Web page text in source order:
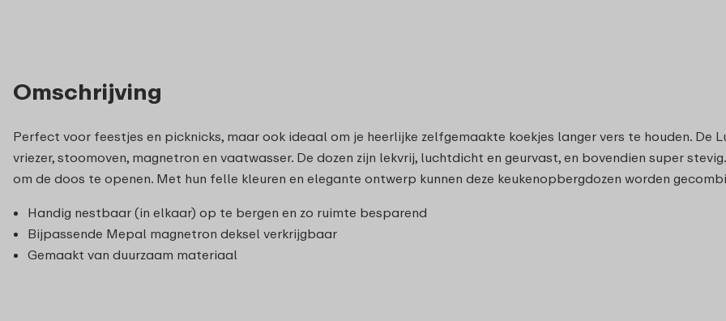
Omschrijving
Perfect voor feestjes en picknicks, maar ook ideaal om je heerlijke zelfgemaakte koekjes langer vers te houden. De
vriezer, stoomoven, magnetron en vaatwasser. De dozen zijn lekvrij, luchtdicht en geurvast, en bovendien super
om de doos te openen. Met hun felle kleuren en elegante ontwerp kunnen deze keukenopbergdozen worden
Handig nestbaar (in elkaar) op te bergen en zo ruimte besparend
Bijpassende Mepal magnetron deksel verkrijgbaar
Gemaakt van duurzaam materiaal